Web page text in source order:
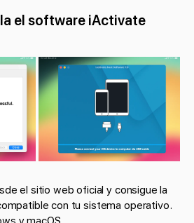
el software iActivate
el sitio web oficial y consigue la
con tu sistema operativo.